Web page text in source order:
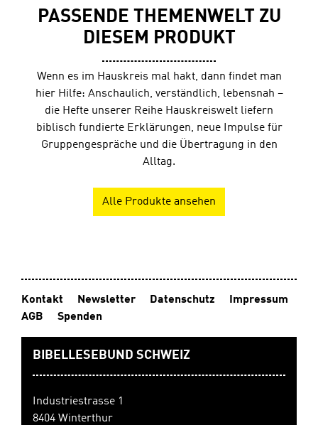
PASSENDE THEMENWELT ZU
DIESEM PRODUKT
Wenn es im Hauskreis mal hakt, dann findet man
hier Hilfe: Anschaulich, verständlich, lebensnah –
die Hefte unserer Reihe Hauskreiswelt liefern
biblisch fundierte Erklärungen, neue Impulse für
Gruppengespräche und die Übertragung in den
Alltag.
Alle Produkte ansehen
Kontakt Newsletter Datenschutz
Impressum
AGB
Spenden
BIBELLESEBUND SCHWEIZ
Industriestrasse 1
8404 Winterthur